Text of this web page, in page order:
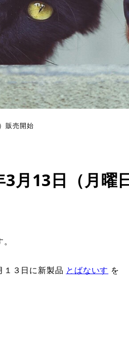
販売開始
13日（月曜
１３日に新製品 とばないす を